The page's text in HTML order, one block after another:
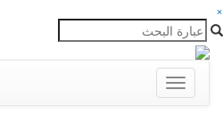
×
Toggle
navigation